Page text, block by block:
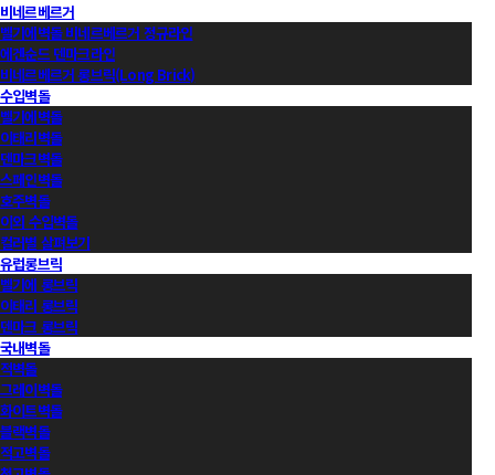
비네르베르거
벨기에벽돌 비네르베르거 정규라인
에겐순드 덴마크라인
비네르베르거 롱브릭(Long Brick)
수입벽돌
벨기에벽돌
이태리벽돌
덴마크벽돌
스페인벽돌
호주벽돌
이외 수입벽돌
컬러별 살펴보기
유럽롱브릭
벨기에 롱브릭
이태리 롱브릭
덴마크 롱브릭
국내벽돌
적벽돌
그레이벽돌
화이트벽돌
블랙벽돌
적고벽돌